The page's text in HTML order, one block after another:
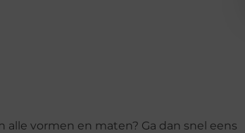
alle vormen en maten? Ga dan snel eens